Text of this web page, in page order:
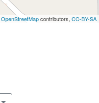
OpenStreetMapcontributors, CC-BY-SA